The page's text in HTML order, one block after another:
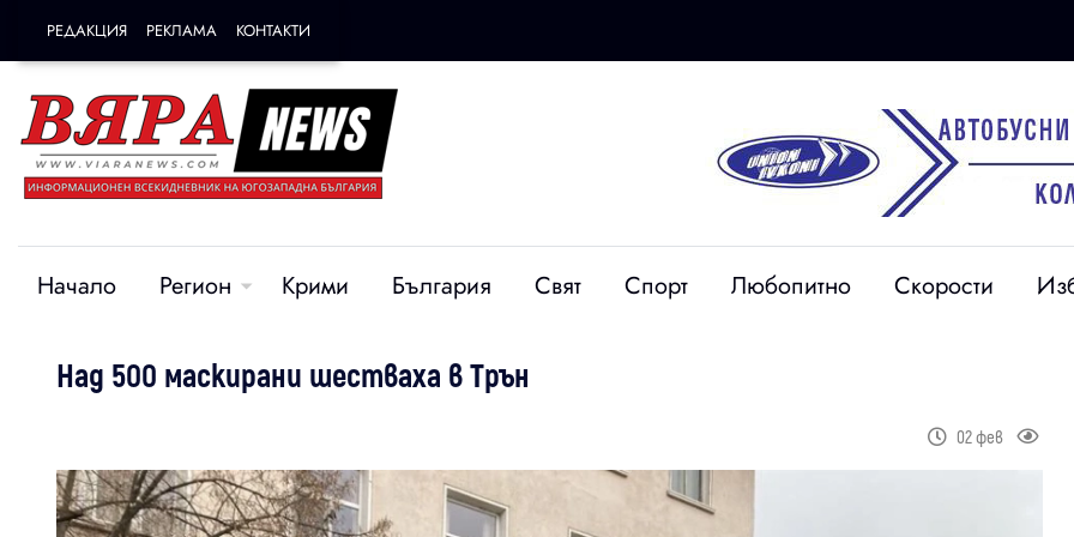
РЕДАКЦИЯ РЕКЛАМА КОНТАКТИ
Начало Регион Крими България Свят Спорт Любопитно Скорости
Над 500 маскирани шестваха в Трън
02 фев